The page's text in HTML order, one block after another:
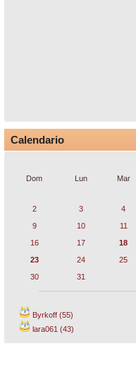
Calendario
Dom
Lun Mar
2
3 4
9
10 11
16
17 18
23
24 25
30
31
Byrkoff (55)
lara061 (43)